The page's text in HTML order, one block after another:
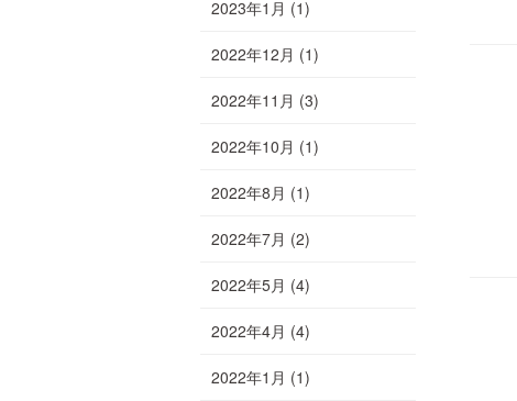
2023年1月 (1)
2022年12月 (1)
2022年11月 (3)
2022年10月 (1)
2022年8月 (1)
2022年7月 (2)
2022年5月 (4)
2022年4月 (4)
2022年1月 (1)